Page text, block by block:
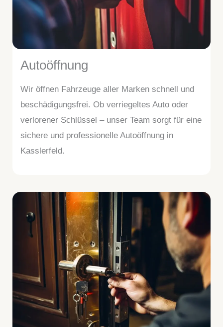
Autoöffnung
Wir öffnen Fahrzeuge aller Marken schnell und
beschädigungsfrei. Ob verriegeltes Auto oder
verlorener Schlüssel – unser Team sorgt für eine
sichere und professionelle Autoöffnung in
Kasslerfeld.